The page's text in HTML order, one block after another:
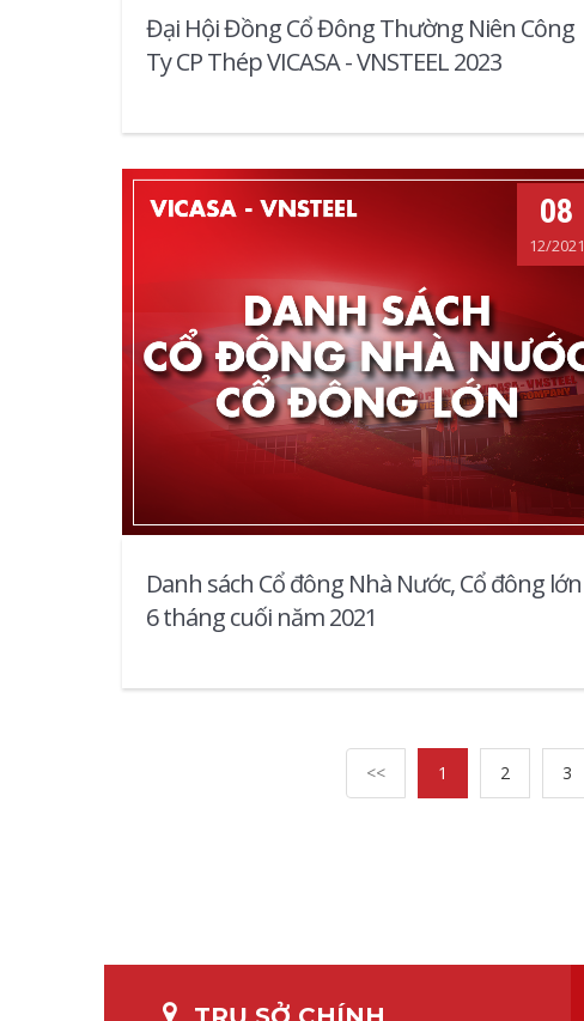
Đại Hội Đồng Cổ Đông Thường Niên Công
Ty CP Thép VICASA - VNSTEEL 2023
08
12/2021
Danh sách Cổ đông Nhà Nước, Cổ đông lớn
6 tháng cuối năm 2021
<< 1 (current)
2 3